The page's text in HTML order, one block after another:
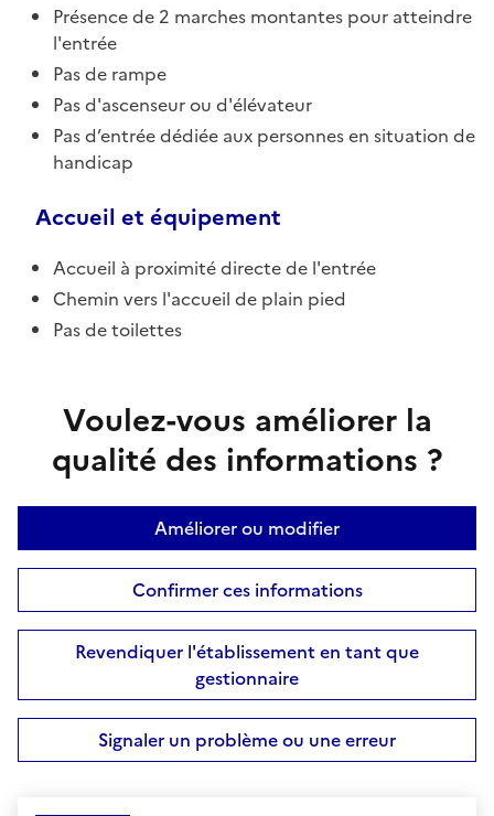
Présence de 2 marches montantes pour atteindre
l'entrée
Pas de rampe
Pas d'ascenseur ou d'élévateur
Pas d’entrée dédiée aux personnes en situation de
handicap
Accueil et équipement
Accueil à proximité directe de l'entrée
Chemin vers l'accueil de plain pied
Pas de toilettes
Voulez-vous améliorer la
qualité des informations ?
Améliorer ou modifier
Confirmer ces informations
Revendiquer l'établissement en tant que
gestionnaire
Signaler un problème ou une erreur